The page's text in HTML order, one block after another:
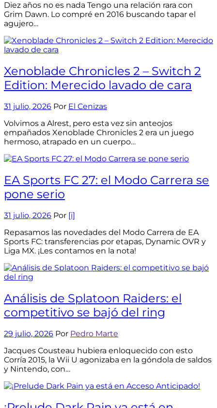
Diez años no es nada Tengo una relación rara con
Grim Dawn. Lo compré en 2016 buscando tapar el
agujero…
Xenoblade Chronicles 2 – Switch 2
Edition: Merecido lavado de cara
31 julio, 2026 Por El Cenizas
Volvimos a Alrest, pero esta vez sin anteojos
empañados Xenoblade Chronicles 2 era un juego
hermoso, atrapado en un cuerpo…
EA Sports FC 27: el Modo Carrera se
pone serio
31 julio, 2026 Por [i]
Repasamos las novedades del Modo Carrera de EA
Sports FC: transferencias por etapas, Dynamic OVR y
Liga MX. ¡Les contamos en la nota!
Análisis de Splatoon Raiders: el
competitivo se bajó del ring
29 julio, 2026 Por Pedro Marte
Jacques Cousteau hubiera enloquecido con esto
Corría 2015, la Wii U agonizaba en la góndola de saldos
y Nintendo, con…